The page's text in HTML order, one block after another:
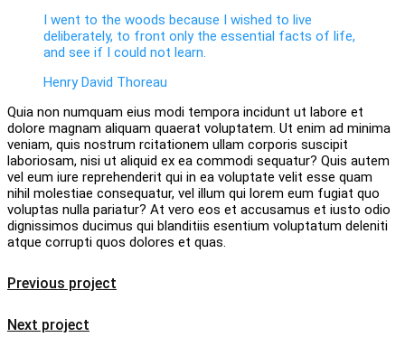
I went to the woods because I wished to live
deliberately, to front only the essential facts of life,
and see if I could not learn.
Henry David Thoreau
Quia non numquam eius modi tempora incidunt ut labore et
dolore magnam aliquam quaerat voluptatem. Ut enim ad minima
veniam, quis nostrum rcitationem ullam corporis suscipit
laboriosam, nisi ut aliquid ex ea commodi sequatur? Quis autem
vel eum iure reprehenderit qui in ea voluptate velit esse quam
nihil molestiae consequatur, vel illum qui lorem eum fugiat quo
voluptas nulla pariatur? At vero eos et accusamus et iusto odio
dignissimos ducimus qui blanditiis esentium voluptatum deleniti
atque corrupti quos dolores et quas.
Previous project
Next project